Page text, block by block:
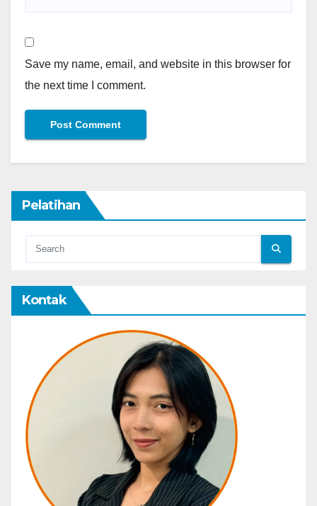
Save my name, email, and website in this browser for
the next time I comment.
Pelatihan
Kontak